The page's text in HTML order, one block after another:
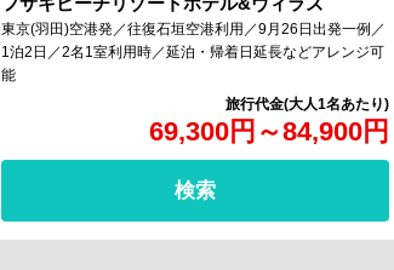
69,300円 ～84,900円
東京(羽田)空港発／往復石垣空港利用／9月26日出発一例／
1泊2日／2名1室利用時／延泊・帰着日延長などアレンジ可
能
検索